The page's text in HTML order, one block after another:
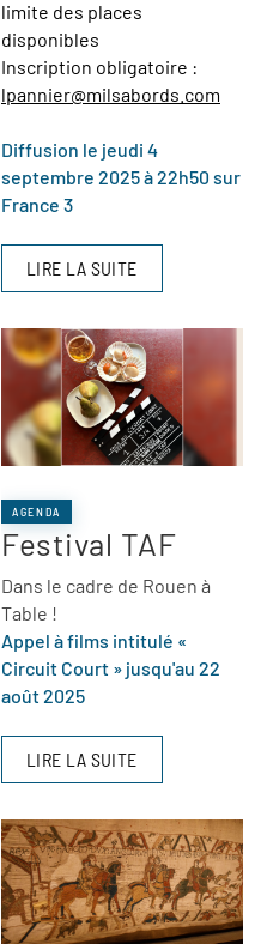
limite des places
disponibles
Inscription obligatoire :
lpannier@milsabords.com
Diffusion le jeudi 4
septembre 2025 à 22h50 sur
France 3
LIRE LA SUITE
AGENDA
Festival TAF
Dans le cadre de Rouen à
Table !
Appel à films intitulé «
Circuit Court » jusqu'au 22
août 2025
LIRE LA SUITE